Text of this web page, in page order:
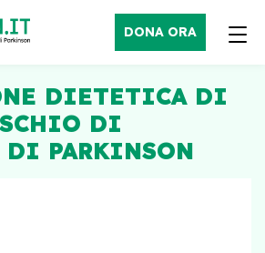
DONA ORA
DIETETICA DI
DI
PARKINSON